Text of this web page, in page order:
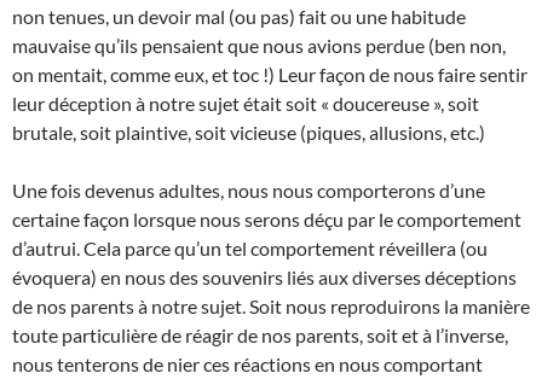
non tenues, un devoir mal (ou pas) fait ou une habitude
mauvaise qu’ils pensaient que nous avions perdue (ben non,
on mentait, comme eux, et toc !) Leur façon de nous faire sentir
leur déception à notre sujet était soit « doucereuse », soit
brutale, soit plaintive, soit vicieuse (piques, allusions, etc.)
Une fois devenus adultes, nous nous comporterons d’une
certaine façon lorsque nous serons déçu par le comportement
d’autrui. Cela parce qu’un tel comportement réveillera (ou
évoquera) en nous des souvenirs liés aux diverses déceptions
de nos parents à notre sujet. Soit nous reproduirons la manière
toute particulière de réagir de nos parents, soit et à l’inverse,
nous tenterons de nier ces réactions en nous comportant